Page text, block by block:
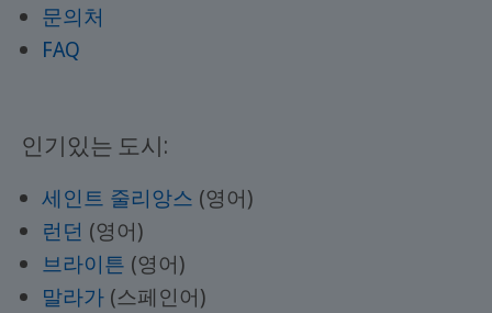
문의처
FAQ
인기있는 도시:
세인트 줄리앙스 (영어)
런던 (영어)
브라이튼 (영어)
말라가 (스페인어)